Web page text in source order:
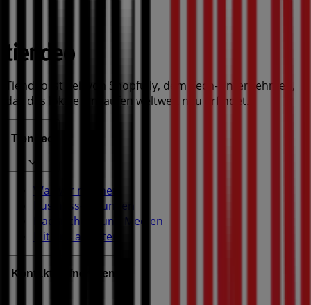
Tiendeo ist Teil von Shopfully, dem Tech-Unternehmen,
das das lokale Einkaufen weltweit neu erfindet.
Tiendeo
Was wir machen
Business-Lösungen
Nachrichten und Medien
Mit uns arbeiten
Kontakt aufnehmen